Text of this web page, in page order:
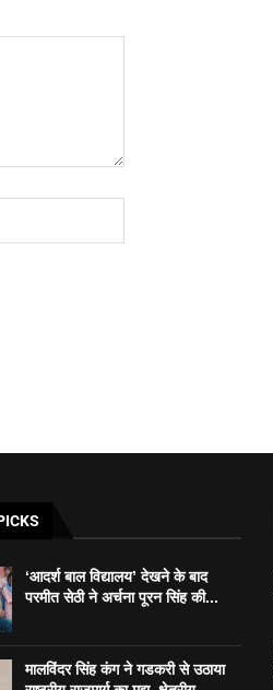
‘आदर्श बाल विद्यालय’ देखने के बाद
परमीत सेठी ने अर्चना पूरन सिंह की...
मालविंदर सिंह कंग ने गडकरी से उठाया